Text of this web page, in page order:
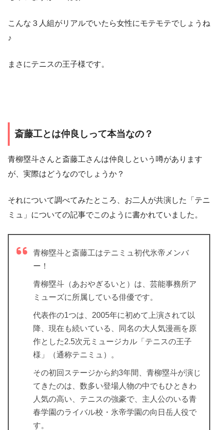
こんな３人組がリアルでいたら女性にモテモテでしょうね
♪
まさにテニスの王子様です。
斎藤工とは仲良しって本当なの？
青柳塁斗さんと斎藤工さんは仲良しという噂があります
が、実際はどうなのでしょうか？
それについて調べてみたところ、お二人が共演した「テニ
ミュ」についての記事でこのように書かれていました。
青柳塁斗と斎藤工はテニミュ初代氷帝メンバ
ー！
青柳塁斗（あおやぎるいと）は、芸能事務所ア
ミューズに所属している俳優です。
代表作の1つは、2005年に初めて上演されて以
降、現在も続いている、同名の大人気漫画を原
作とした2.5次元ミュージカル「テニスの王子
様」（通称テニミュ）。
その初回ステージから約3年間、青柳塁斗が演じ
てきたのは、数多い登場人物の中でもひときわ
人気の高い、テニスの強豪で、主人公のいる青
春学園のライバル校・氷帝学園の向日岳人役で
す。